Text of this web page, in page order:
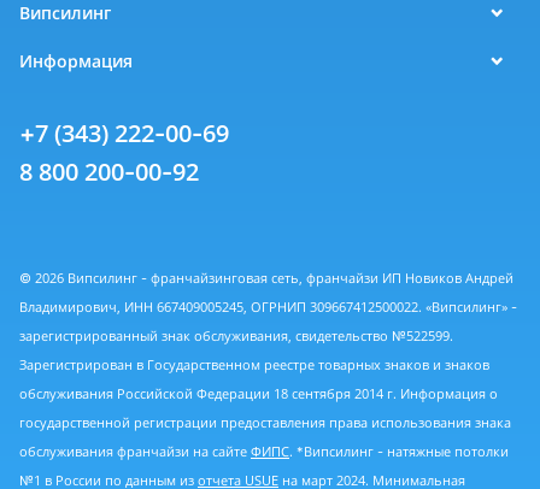
Випсилинг
Информация
+7 (343) 222-00-69
8 800 200-00-92
© 2026 Випсилинг - франчайзинговая сеть, франчайзи ИП Новиков Андрей
Владимирович, ИНН 667409005245, ОГРНИП 309667412500022. «Випсилинг» -
зарегистрированный знак обслуживания, свидетельство №522599.
Зарегистрирован в Государственном реестре товарных знаков и знаков
обслуживания Российской Федерации 18 сентября 2014 г. Информация о
государственной регистрации предоставления права использования знака
обслуживания франчайзи на сайте ФИПС. *Випсилинг - натяжные потолки
№1 в России по данным из отчета USUE на март 2024. Минимальная